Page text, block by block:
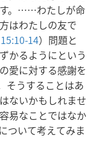
す。……わたしが命
はわたしの友で
14）問題と
かるようにという
愛に対する感謝を
そうすることはあ
ないかもしれませ
易なことではなか
ついて考えてみま